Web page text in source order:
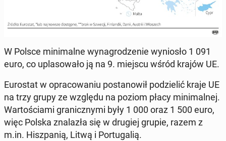
W Polsce mi­ni­mal­ne wy­na­gro­dze­nie wy­nio­sło 1 091
euro, co upla­so­wa­ło ją na 9. miejscu wśród krajów UE.
Eu­ro­stat w opra­co­wa­niu po­sta­no­wił po­dzie­lić kraje UE
na trzy grupy ze względu na poziom płacy mi­ni­mal­nej.
War­to­ścia­mi gra­nicz­ny­mi były 1 000 oraz 1 500 euro,
więc Polska zna­la­zła się w drugiej grupie, razem z
m.in. Hisz­pa­nią, Litwą i Por­tu­ga­lią.